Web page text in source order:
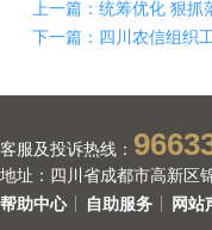
上一篇：统筹优化 狠
下一篇：四川农信组织
客服及投诉热线：
地址：四川省成都市高新区
帮助中心
自助服务 网站